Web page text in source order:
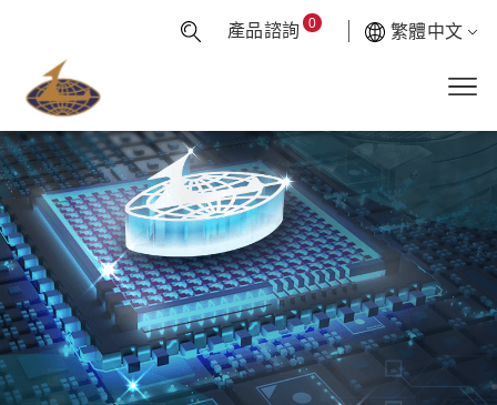
產品諮詢 0 繁體中文